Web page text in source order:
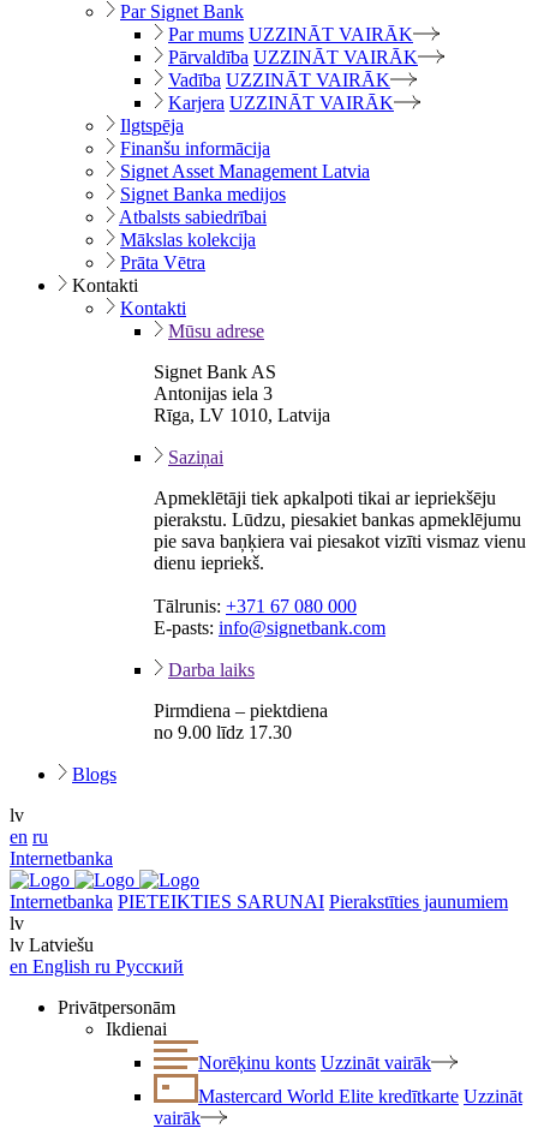
Par Signet Bank
Par mums UZZINĀT VAIRĀK
Pārvaldība UZZINĀT VAIRĀK
Vadība UZZINĀT VAIRĀK
Karjera UZZINĀT VAIRĀK
Ilgtspēja
Finanšu informācija
Signet Asset Management Latvia
Signet Banka medijos
Atbalsts sabiedrībai
Mākslas kolekcija
Prāta Vētra
Kontakti
Kontakti
Mūsu adrese
Signet Bank AS
Antonijas iela 3
Rīga, LV 1010, Latvija
Saziņai
Apmeklētāji tiek apkalpoti tikai ar iepriekšēju
pierakstu. Lūdzu, piesakiet bankas apmeklējumu
pie sava baņķiera vai piesakot vizīti vismaz vienu
dienu iepriekš.
Tālrunis: +371 67 080 000
E-pasts: info@signetbank.com
Darba laiks
Pirmdiena – piektdiena
no 9.00 līdz 17.30
Blogs
lv
en ru
Internetbanka
Internetbanka PIETEIKTIES SARUNAI Pierakstīties jaunumiem
lv
lv Latviešu
en English ru Русский
Privātpersonām
Ikdienai
Norēķinu konts Uzzināt vairāk
Mastercard World Elite kredītkarte Uzzināt
vairāk